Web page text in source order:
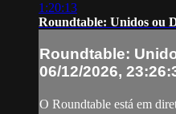
1:20:13
Roundtable: Unidos ou
Roundtable:
06/12/2026,
O Roundtable está em